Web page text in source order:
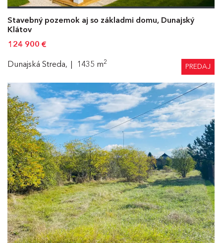
Stavebný pozemok aj so základmi domu, Dunajský
Klátov
124 900 €
Dunajská Streda, 1435 m2
PREDAJ